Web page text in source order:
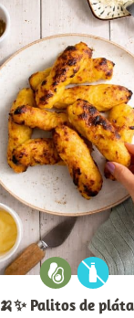
🍌✨ Palitos de